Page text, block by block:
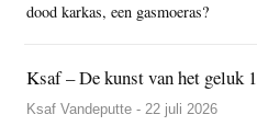
dood karkas, een gasmoeras?
Ksaf – De kunst van het geluk 1
Ksaf Vandeputte - 22 juli 2026